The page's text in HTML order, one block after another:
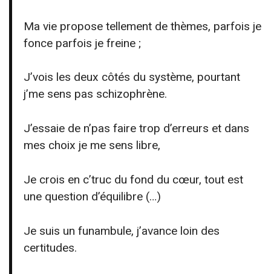
Ma vie propose tellement de thèmes, parfois je
fonce parfois je freine ;
J’vois les deux côtés du système, pourtant
j’me sens pas schizophrène.
J’essaie de n’pas faire trop d’erreurs et dans
mes choix je me sens libre,
Je crois en c’truc du fond du cœur, tout est
une question d’équilibre (…)
Je suis un funambule, j’avance loin des
certitudes.